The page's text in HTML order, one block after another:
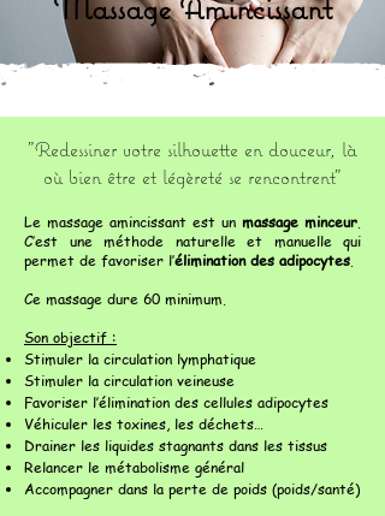
"Redessiner votre silhouette en douceur, là
où bien être et légèreté se rencontrent"
Le massage amincissant est un massage minceur
C’est une méthode naturelle et manuelle qui
permet de favoriser l’élimination des adipocytes
Ce massage dure 60 minimum.
Son objectif :
Stimuler la circulation lymphatique
Stimuler la circulation veineuse
Favoriser l’élimination des cellules adipocytes
Véhiculer les toxines, les déchets…
Drainer les liquides stagnants dans les tissus
Relancer le métabolisme général
Accompagner dans la perte de poids (poids/santé)